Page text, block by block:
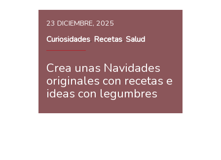
23 DICIEMBRE, 2025
Curiosidades, Recetas,Salud
Crea unas Navidades
originales con recetas e
ideas con legumbres